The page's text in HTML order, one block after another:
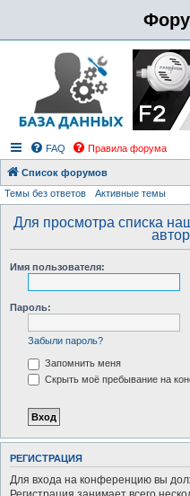
FAQ Правила форума
Список форумов
Темы без ответов Активные темы
Для просмотра списка
Имя пользователя:
Пароль:
Забыли пароль?
Запомнить меня
Скрыть моё пребывание на
РЕГИСТРАЦИЯ
Для входа на конференцию вы